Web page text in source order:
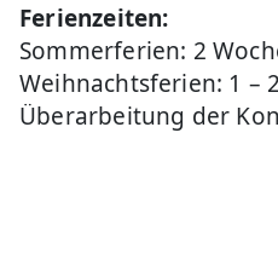
Ferienzeiten:
Sommerferien: 2
Weihnachtsferien: 1 –
Überarbeitung der